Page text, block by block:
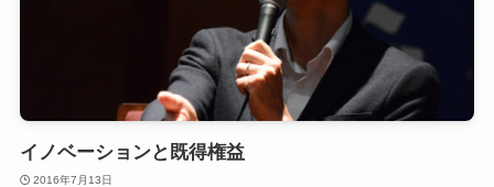
イノベーションと既得権益
2016年7月13日